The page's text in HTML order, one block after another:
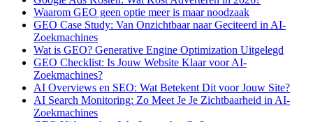
Waarom GEO geen optie meer is maar noodzaak
GEO Case Study: Van Onzichtbaar naar Geciteerd in AI-
Zoekmachines
Wat is GEO? Generative Engine Optimization Uitgelegd
GEO Checklist: Is Jouw Website Klaar voor AI-
Zoekmachines?
AI Overviews en SEO: Wat Betekent Dit voor Jouw Site?
AI Search Monitoring: Zo Meet Je Je Zichtbaarheid in AI-
Zoekmachines